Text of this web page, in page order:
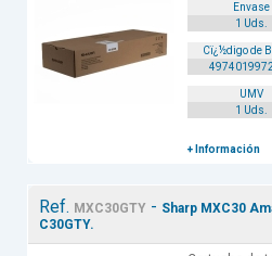
Envase
1 Uds.
Cï¿½digo de
UMV
1 Uds.
+ Información
Ref. MXC30GTY - Sharp MXC30
C30GTY.